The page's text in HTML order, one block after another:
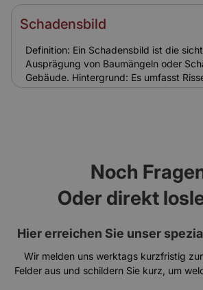
Versicherungsbedingungen. Sie sind
historische Ensemble-Gebäude in
Reetdachversicherung ist notwendig,
Standardgebäudeversicherungen oft
bieten.
Schadensbild
Definition: Ein Schadensbild ist die
Ausprägung von Baumängeln oder
Gebäude. Hintergrund: Es umfasst
Feuchtigkeitsspuren, Abplatzungen
Schadenseinschätzung und
Noch
Oder direkt
Hier erreichen Sie unser
Wir melden uns werktags kurzfristig
Felder aus und schildern Sie kurz, um